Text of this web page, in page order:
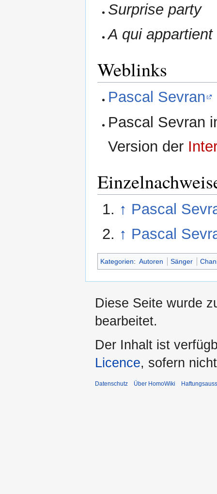
Surprise party
A qui
Weblinks
Pascal Sevran
Pascal Sevran
Version der
↑ Pascal
↑ Pascal
Kategorien: Autoren Sänger
Diese Seite wurde
bearbeitet.
Der Inhalt ist
Licence, sofern
Datenschutz Über HomoWiki